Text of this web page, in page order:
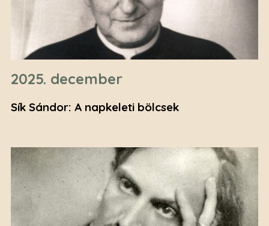
2025. december
Sík Sándor: A napkeleti bölcsek